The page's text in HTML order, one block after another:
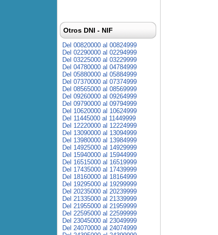
Otros DNI - NIF
Del 00820000 al 00824999
Del 02290000 al 02294999
Del 03225000 al 03229999
Del 04780000 al 04784999
Del 05880000 al 05884999
Del 07370000 al 07374999
Del 08565000 al 08569999
Del 09260000 al 09264999
Del 09790000 al 09794999
Del 10620000 al 10624999
Del 11445000 al 11449999
Del 12220000 al 12224999
Del 13090000 al 13094999
Del 13980000 al 13984999
Del 14925000 al 14929999
Del 15940000 al 15944999
Del 16515000 al 16519999
Del 17435000 al 17439999
Del 18160000 al 18164999
Del 19295000 al 19299999
Del 20235000 al 20239999
Del 21335000 al 21339999
Del 21955000 al 21959999
Del 22595000 al 22599999
Del 23045000 al 23049999
Del 24070000 al 24074999